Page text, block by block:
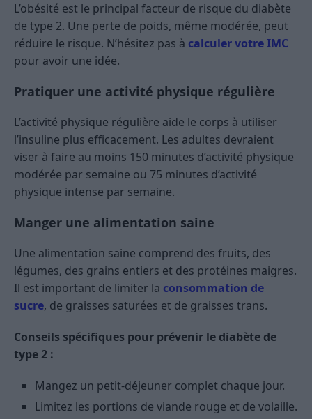
L’obésité est le principal facteur de risque du diabète
de type 2. Une perte de poids, même modérée, peut
réduire le risque. N’hésitez pas à calculer votre IMC
pour avoir une idée.
Pratiquer une activité physique régulière
L’activité physique régulière aide le corps à utiliser
l’insuline plus efficacement. Les adultes devraient
viser à faire au moins 150 minutes d’activité physique
modérée par semaine ou 75 minutes d’activité
physique intense par semaine.
Manger une alimentation saine
Une alimentation saine comprend des fruits, des
légumes, des grains entiers et des protéines maigres.
Il est important de limiter la consommation de
sucre, de graisses saturées et de graisses trans.
Conseils spécifiques pour prévenir le diabète de
type 2 :
Mangez un petit-déjeuner complet chaque jour.
Limitez les portions de viande rouge et de volaille.